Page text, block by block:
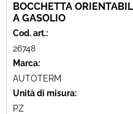
BOCCHETTA
A GASOLIO
Cod. art.:
26748
Marca:
AUTOTERM
Unità di misura:
PZ